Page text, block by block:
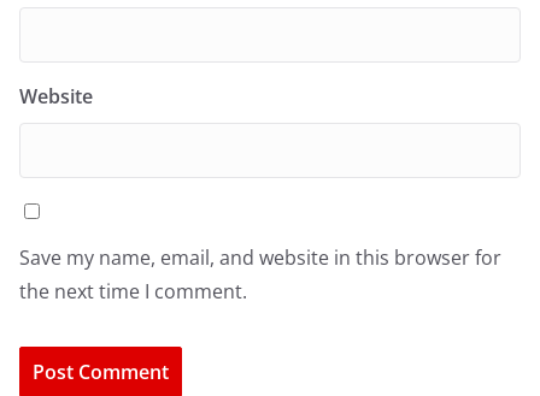
Website
Save my name, email, and website in this browser for
the next time I comment.